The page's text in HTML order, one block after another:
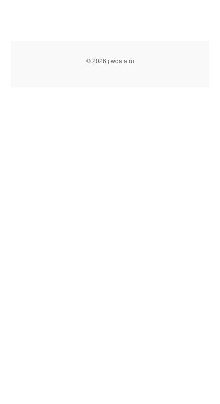
© 2026 pwdata.ru